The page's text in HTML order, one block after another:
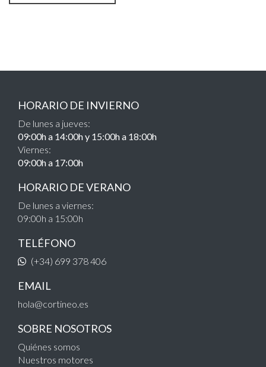
HORARIO DE INVIERNO
De lunes a jueves:
09:00h a 14:00h y 15:00h a 18:00h
Viernes:
09:00h a 17:00h
HORARIO DE VERANO
De lunes a viernes:
09:00h a 15:00h
TELÉFONO
(+34) 699 378 406
EMAIL
hola@cortineo.es
SOBRE NOSOTROS
Quiénes somos
Nuestros motores